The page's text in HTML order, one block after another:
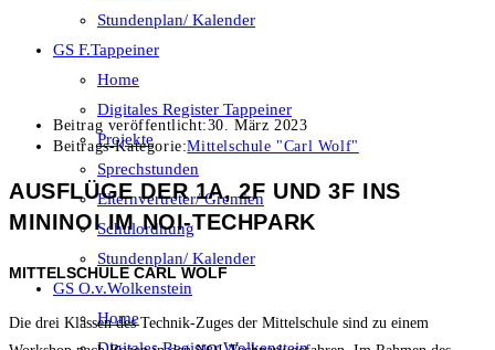
Stundenplan/ Kalender
GS F.Tappeiner
Home
Digitales Register Tappeiner
Projekte
Sprechstunden
Elternvertreter/ Gremien
Schulordnung
Stundenplan/ Kalender
GS O.v.Wolkenstein
Home
Beitrag veröffentlicht:30. März 2023
Beitrags-Kategorie:Mittelschule "Carl Wolf"
AUSFLÜGE DER 1A, 2F UND 3F INS
MININOI IM NOI-TECHPARK
MITTELSCHULE CARL WOLF
Die drei Klassen des Technik-Zuges der Mittelschule sind zu einem